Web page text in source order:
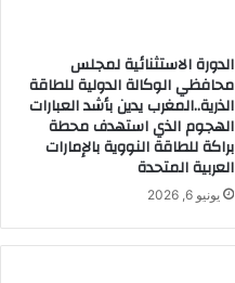
الدورة الاستثنائية لمجلس
محافظي الوكالة الدولية للطاقة
الذرية..المغرب يدين بأشد العبارات
الهجوم الذي استهدف محطة
براكة للطاقة النووية بالإمارات
العربية المتحدة
يونيو 6, 2026